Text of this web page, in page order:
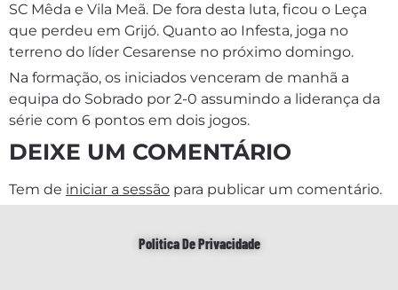
SC Mêda e Vila Meã. De fora desta luta, ficou o Leça
que perdeu em Grijó. Quanto ao Infesta, joga no
terreno do líder Cesarense no próximo domingo.
Na formação, os iniciados venceram de manhã a
equipa do Sobrado por 2-0 assumindo a liderança da
série com 6 pontos em dois jogos.
DEIXE UM COMENTÁRIO
Tem de iniciar a sessão para publicar um comentário.
Politica De Privacidade